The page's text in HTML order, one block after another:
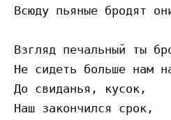
Всюду пьяные бродят
Взгляд печальный ты
Не сидеть больше нам
До свиданья, кусок,
Наш закончился срок,